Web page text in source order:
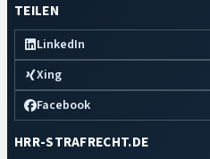
TEILEN
LinkedIn
Xing
Facebook
HRR-STRAFRECHT.DE